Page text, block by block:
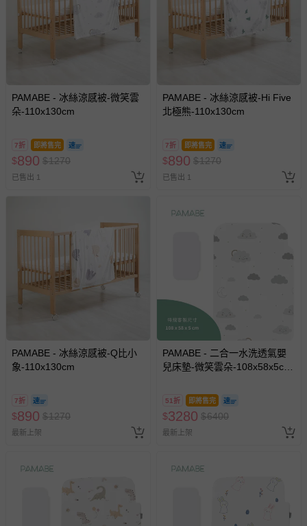
PAMABE - 冰絲涼感被-微笑雲
朵-110x130cm
7折 即將售完
$890 $1270
已售出 1
PAMABE - 冰絲涼感被-Hi Five
北極熊-110x130cm
7折 即將售完
$890 $1270
已售出 1
PAMABE - 冰絲涼感被-Q比小
象-110x130cm
7折
$890 $1270
最新上架
PAMABE - 二合一水洗透氣嬰
兒床墊-微笑雲朵-108x58x5cm
Forever)
51折 即將售完
$3280 $6400
最新上架